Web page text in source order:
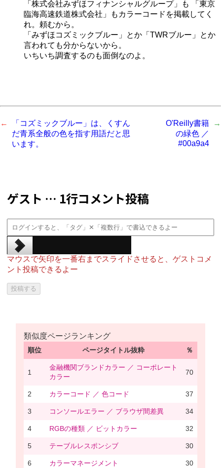
「株式会社みずほフィナンシャルグループ」も 「東京
臨海高速鉄道株式会社」もカラーコードを掲載してく
れ。頼むから。
「みずほコズミックブルー」とか「TWRブルー」とか
言われても分からないから。
いちいち調査するのも面倒なのよ。
「コズミックブルー」は、くすん
だ青系全般の色を指す用語だと思
います。
O'Reilly書籍
の緑色 ／
#00a9a4
ゲスト … 1行コメント投稿
マウスで矢印を一番右までスライドさせると、ゲストコメ
ント投稿できるよー
類似度ページランキング
順位 ページタイトル抜粋 ％
1
金融機関ブランドカラー ／ コーポレート
カラー
70
2 カラーコード ／ 色コード 37
3 コンソールエラー ／ ブラウザ間差異 34
4 RGBの種類 ／ ビットカラー 32
5 テーブルレスポンシブ 30
6 カラーマネージメント 30